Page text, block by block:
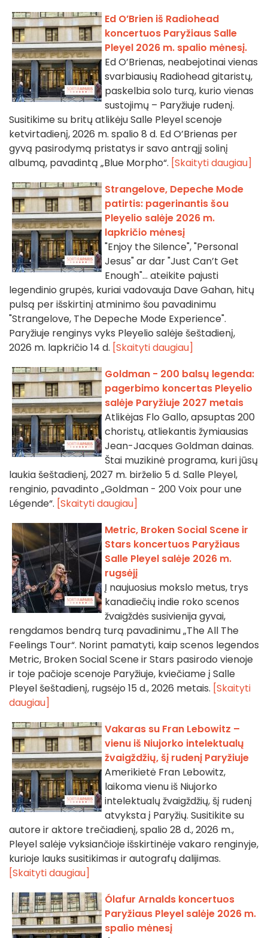
Ed O’Brien iš Radiohead
koncertuos Paryžiaus Salle
Pleyel 2026 m. spalio mėnesį.
Ed O’Brienas, neabejotinai vienas
svarbiausių Radiohead gitaristų,
paskelbia solo turą, kurio vienas
sustojimų – Paryžiuje rudenį.
Susitikime su britų atlikėju Salle Pleyel scenoje
ketvirtadienį, 2026 m. spalio 8 d. Ed O’Brienas per
gyvą pasirodymą pristatys ir savo antrąjį solinį
albumą, pavadintą „Blue Morpho“. [Skaityti daugiau]
Strangelove, Depeche Mode
patirtis: pagerinantis šou
Pleyelio salėje 2026 m.
lapkričio mėnesį
"Enjoy the Silence", "Personal
Jesus" ar dar "Just Can’t Get
Enough"... ateikite pajusti
legendinio grupės, kuriai vadovauja Dave Gahan, hitų
pulsą per išskirtinį atminimo šou pavadinimu
"Strangelove, The Depeche Mode Experience".
Paryžiuje renginys vyks Pleyelio salėje šeštadienį,
2026 m. lapkričio 14 d. [Skaityti daugiau]
Goldman - 200 balsų legenda:
pagerbimo koncertas Pleyelio
salėje Paryžiuje 2027 metais
Atlikėjas Flo Gallo, apsuptas 200
choristų, atliekantis žymiausias
Jean-Jacques Goldman dainas.
Štai muzikinė programa, kuri jūsų
laukia šeštadienį, 2027 m. birželio 5 d. Salle Pleyel,
renginio, pavadinto „Goldman - 200 Voix pour une
Légende“. [Skaityti daugiau]
Metric, Broken Social Scene ir
Stars koncertuos Paryžiaus
Salle Pleyel salėje 2026 m.
rugsėjį
Į naujuosius mokslo metus, trys
kanadiečių indie roko scenos
žvaigždės susivienija gyvai,
rengdamos bendrą turą pavadinimu „The All The
Feelings Tour“. Norint pamatyti, kaip scenos legendos
Metric, Broken Social Scene ir Stars pasirodo vienoje
ir toje pačioje scenoje Paryžiuje, kviečiame į Salle
Pleyel šeštadienį, rugsėjo 15 d., 2026 metais. [Skaityti
daugiau]
Vakaras su Fran Lebowitz –
vienu iš Niujorko intelektualų
žvaigždžių, šį rudenį Paryžiuje
Amerikietė Fran Lebowitz,
laikoma vienu iš Niujorko
intelektualų žvaigždžių, šį rudenį
atvyksta į Paryžių. Susitikite su
autore ir aktore trečiadienį, spalio 28 d., 2026 m.,
Pleyel salėje vyksiančioje išskirtinėje vakaro renginyje,
kurioje lauks susitikimas ir autografų dalijimas.
[Skaityti daugiau]
Ólafur Arnalds koncertuos
Paryžiaus Pleyel salėje 2026 m.
spalio mėnesį